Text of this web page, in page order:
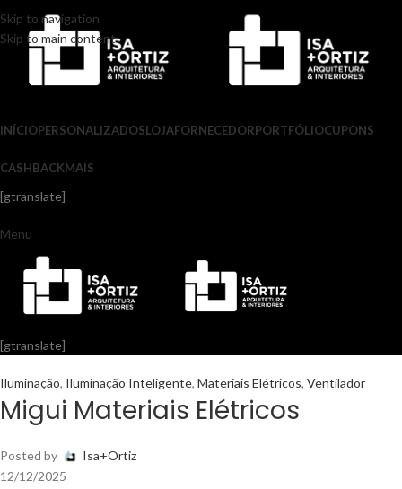
Skip to navigation
Skip to main content
INÍCIOPERSONALIZADOSLOJAFORNECEDORPORTFÓLIOCUPONS
CASHBACKMAIS
[gtranslate]
Menu
[gtranslate]
Iluminação, Iluminação Inteligente, Materiais Elétricos, Ventilador
Migui Materiais Elétricos
Posted by
Isa+Ortiz
12/12/2025